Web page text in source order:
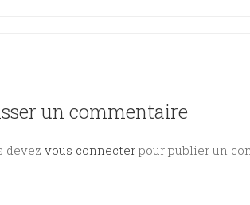
un commentaire
devez vous connecter pour publier un